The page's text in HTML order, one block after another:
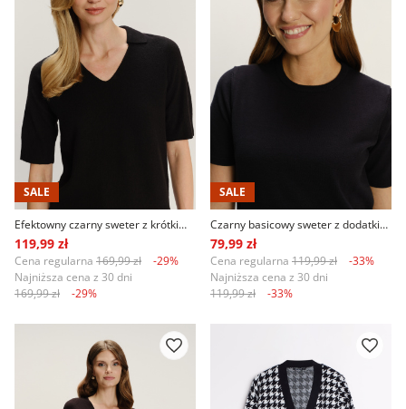
SALE
Efektowny czarny sweter z krótkim rękawem
119,99 zł
Cena regularna 169,99 zł
-29%
Najniższa cena z 30 dni
169,99 zł
-29%
SALE
Czarny basicowy sweter z dodatkiem wiskozy
79,99 zł
Cena regularna 119,99 zł
-33%
Najniższa cena z 30 dni
119,99 zł
-33%